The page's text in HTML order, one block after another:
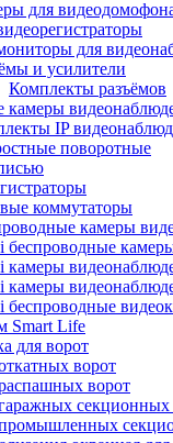
для
для
и усилители
Комплекты разъёмов
камеры
IP
поворотные
коммутаторы
камеры
беспроводные
камеры
камеры
беспроводные
Smart Life
для ворот
ворот
ворот
секционных